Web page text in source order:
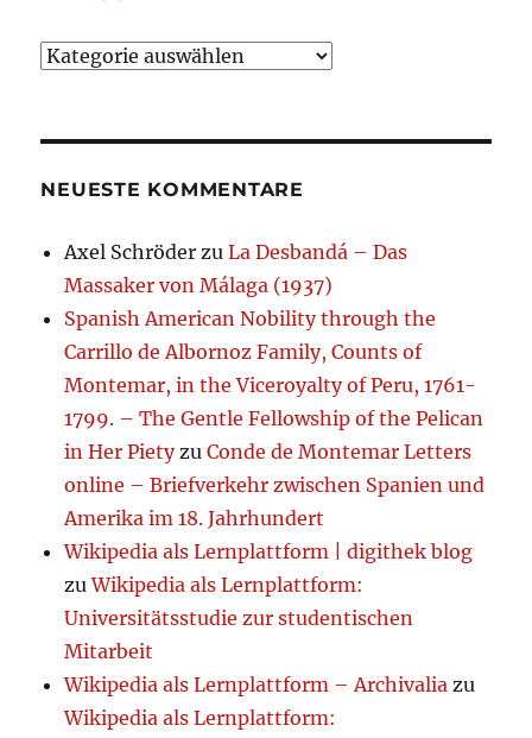
Kategorien
NEUESTE KOMMENTARE
Axel Schröder zuLa Desbandá – Das
Massaker von Málaga (1937)
Spanish American Nobility through the
Carrillo de Albornoz Family, Counts of
Montemar, in the Viceroyalty of Peru, 1761-
1799. – The Gentle Fellowship of the Pelican
in Her PietyzuConde de Montemar Letters
online – Briefverkehr zwischen Spanien und
Amerika im 18. Jahrhundert
Wikipedia als Lernplattform | digithek blog
zuWikipedia als Lernplattform:
Universitätsstudie zur studentischen
Mitarbeit
Wikipedia als Lernplattform – Archivalia zu
Wikipedia als Lernplattform: